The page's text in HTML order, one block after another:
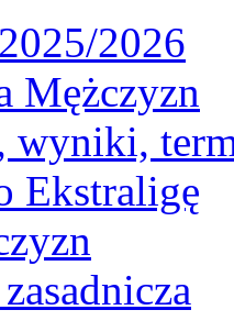
2026
Mężczyzn
wyniki,
Ekstraligę